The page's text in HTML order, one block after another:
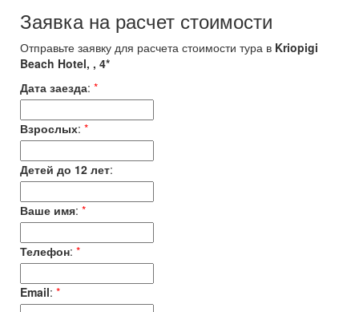
Заявка на расчет стоимости
Отправьте заявку для расчета стоимости тура в Kriopigi
Beach Hotel, , 4*
Дата заезда: *
Взрослых: *
Детей до 12 лет:
Ваше имя: *
Телефон: *
Email: *